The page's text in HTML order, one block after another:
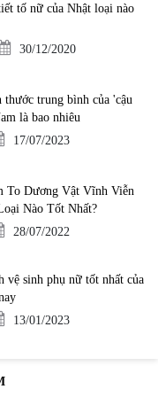
tố nữ của Nhật loại nào
30/12/2020
trung bình của 'cậu
là bao nhiêu
17/07/2023
To Dương Vật Vĩnh Viễn
Nào Tốt Nhất?
28/07/2022
vệ sinh phụ nữ tốt nhất của
13/01/2023